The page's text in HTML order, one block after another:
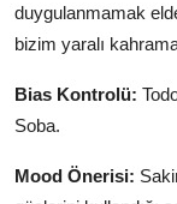
duygulanmamak
bizim yaralı
Bias Kontrolü:
Soba.
Mood Önerisi: